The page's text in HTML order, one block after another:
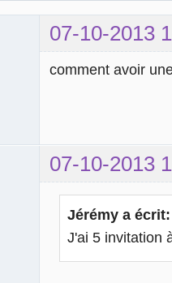
07-10-2013
comment avoir
07-10-2013
Jérémy a écrit:
J'ai 5 invitation